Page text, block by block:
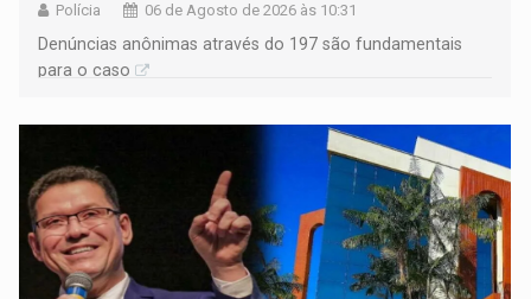
Polícia 06 de Agosto de 2026 às 10:31
Denúncias anônimas através do 197 são fundamentais
para o caso